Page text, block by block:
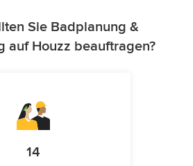
Sie Badplanung &
auf Houzz beauftragen?
14